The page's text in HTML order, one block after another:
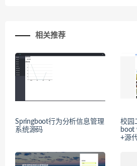
相关推荐
Springboot行为分析信息管理
系统源码
校园
boot
+源